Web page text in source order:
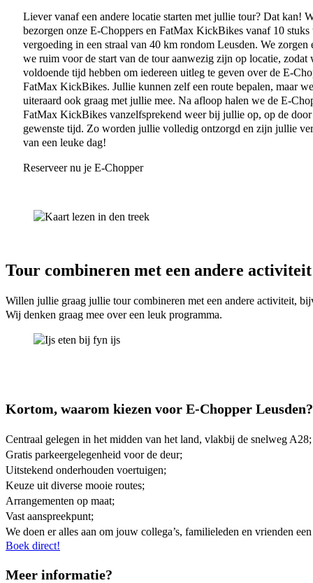
Liever vanaf een andere locatie starten met jullie tour? Dat kan!
bezorgen onze E-Choppers en FatMax KickBikes vanaf 10 stuks
vergoeding in een straal van 40 km rondom Leusden. We zorgen
we ruim voor de start van de tour aanwezig zijn op locatie, zodat
voldoende tijd hebben om iedereen uitleg te geven over de E-
FatMax KickBikes. Jullie kunnen zelf een route bepalen, maar
uiteraard ook graag met jullie mee. Na afloop halen we de E-
FatMax KickBikes vanzelfsprekend weer bij jullie op, op de
gewenste tijd. Zo worden jullie volledig ontzorgd en zijn jullie
van een leuke dag!
Reserveer nu je E-Chopper
Tour combineren met een andere activiteit
Willen jullie graag jullie tour combineren met een andere activiteit,
Wij denken graag mee over een leuk programma.
Kortom, waarom kiezen voor E-Chopper Leusden?
Centraal gelegen in het midden van het land, vlakbij de snelweg A28;
Gratis parkeergelegenheid voor de deur;
Uitstekend onderhouden voertuigen;
Keuze uit diverse mooie routes;
Arrangementen op maat;
Vast aanspreekpunt;
We doen er alles aan om jouw collega’s, familieleden en vrienden
Boek direct!
Meer informatie?